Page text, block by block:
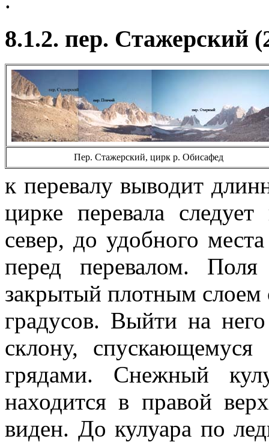
8.1.2. пер. Стажерский
Пер. Стажерский, цирк р. Обисафед
к перевалу выводит
цирке перевала
север, до удобного
перед перевалом.
закрытый плотным слоем
градусов. Выйти на
склону,
грядами. Снежный
находится в правой
виден. До кулуара по